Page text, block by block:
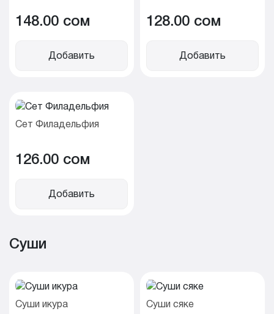
148.00 cом
Добавить
128.00 cом
Добавить
Сет Филадельфия
126.00 cом
Добавить
Суши
Суши икура Суши сяке